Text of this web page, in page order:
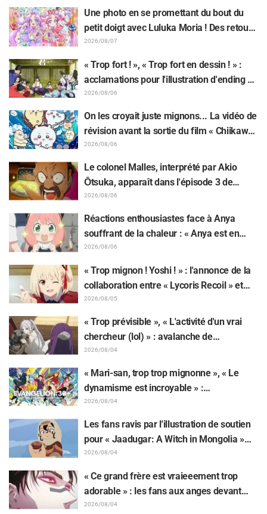
l'anime « Goodbye, Lara » dévoilés !
Une photo en se promettant du bout du
petit doigt avec Luluka Moria ! Des retours
sur le compte rendu de la comédienne de
doublage Nao Tōyama après avoir assisté
au Dream Stage de « Star Detective
Precure! » : « C’est le W Arcana »
2026/08/07
« Trop fort ! », « Trop fort en dessin ! » :
acclamations pour l'illustration d'ending du
13e épisode dessinée par Asaki Yuikawa,
la comédienne doublant le protagoniste
de « The Elusive Samurai »
2026/08/06
On les croyait juste mignons... La vidéo de
révision avant la sortie du film « Chiikawa
» suscite des réactions surprises face au
décalage : « C'est plus sévère qu'imaginé
», « Ça ne parle que de travail »
2026/08/06
Le colonel Malles, interprété par Akio
Ōtsuka, apparaît dans l'épisode 3 de
l'anime TV « The Ghost in the Shell » !
Commentaire du comédien et carte de fin
dévoilés
2026/08/06
Réactions enthousiastes face à Anya
souffrant de la chaleur : « Anya est en
train de fondre » sur l'illustration
d'annonce de « SPY x FAMILY »
2026/08/06
« Trop mignon ! Yoshi ! » : l'annonce de la
collaboration entre « Lycoris Recoil » et
Kumamine, créateur du « Chat au travail »,
suscite une pluie de « Yoshi ! »
2026/08/05
« Trop prévisible », « L'activité d'un vrai
chercheur (lol) » : avalanche de
moqueries affectueuses face à la peluche
de Frieren piégée par un Mimique lors
d'une exposition de « Frieren »
2026/08/04
« Mari-san, trop trop mignonne », « Le
dynamisme est incroyable » :
retentissement suite au dévoilement d'un
superbe dessin de Hidenori Matsubara
représentant les trois filles de « Neon
Genesis Evangelion » en combinaison
2026/08/04
Les fans ravis par l'illustration de soutien
pour « Jaadugar: A Witch in Mongolia »
dessinée par l'auteur de « Yowamushi
Pedal » : « Voilà ce qui se passe quand la
personne avec le style le plus différent
2026/08/04
« Ce grand frère est vraieeement trop
adorable » : les fans aux anges devant
Choso se rapprochant de Yūji Itadori sur
2026/08/04